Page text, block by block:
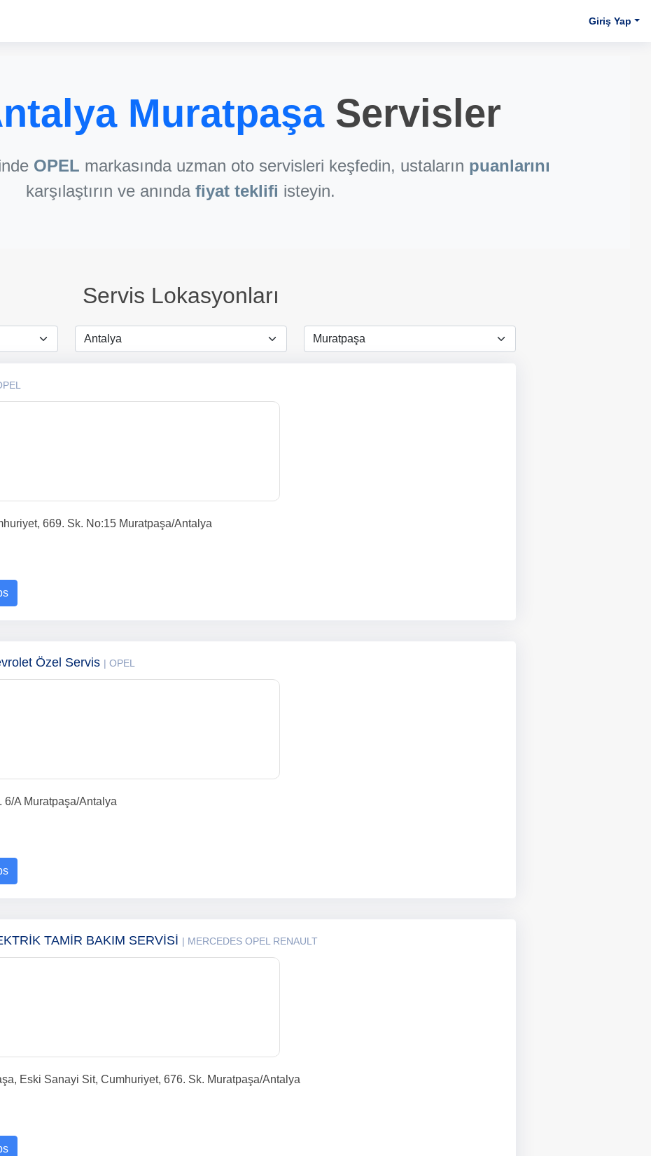
Giriş Yap
MuratpaşaServisler
OPEL markasında uzman oto servisleri keşfedin, ustaların puanlarını
karşılaştırın ve anında fiyat teklifi isteyin.
Servis Lokasyonları
669. Sk. No:15 Muratpaşa/Antalya
Özel Servis | OPEL
6/A Muratpaşa/Antalya
TAMİR BAKIM SERVİSİ | MERCEDES OPEL RENAULT
Eski Sanayi Sit, Cumhuriyet, 676. Sk. Muratpaşa/Antalya